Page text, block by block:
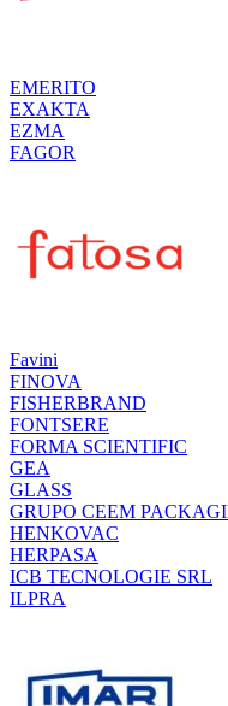
EMERITO
EXAKTA
EZMA
FAGOR
Favini
FINOVA
FISHERBRAND
FONTSERE
FORMA SCIENTIFIC
GEA
GLASS
GRUPO CEEM
HENKOVAC
HERPASA
ICB TECNOLOGIE SRL
ILPRA